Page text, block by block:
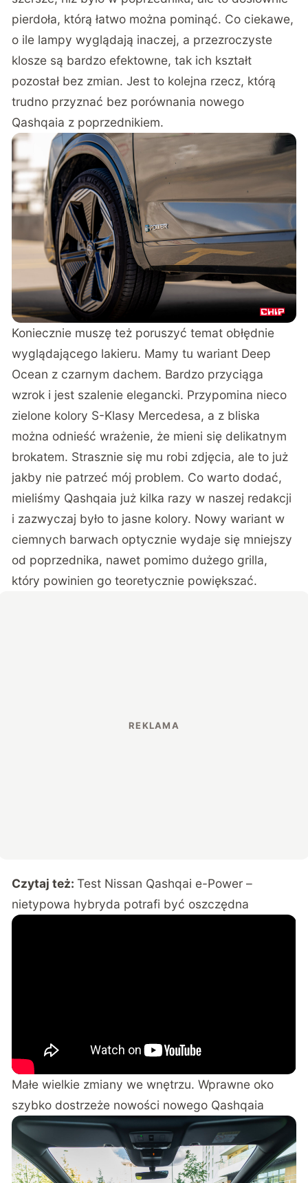
pierdoła, którą łatwo można pominąć. Co ciekawe,
o ile lampy wyglądają inaczej, a przezroczyste
klosze są bardzo efektowne, tak ich kształt
pozostał bez zmian. Jest to kolejna rzecz, którą
trudno przyznać bez porównania nowego
Qashqaia z poprzednikiem.
Koniecznie muszę też poruszyć temat obłędnie
wyglądającego lakieru. Mamy tu wariant Deep
Ocean z czarnym dachem. Bardzo przyciąga
wzrok i jest szalenie elegancki. Przypomina nieco
zielone kolory S-Klasy Mercedesa, a z bliska
można odnieść wrażenie, że mieni się delikatnym
brokatem. Strasznie się mu robi zdjęcia, ale to już
jakby nie patrzeć mój problem. Co warto dodać,
mieliśmy Qashqaia już kilka razy w naszej redakcji
i zazwyczaj było to jasne kolory. Nowy wariant w
ciemnych barwach optycznie wydaje się mniejszy
od poprzednika, nawet pomimo dużego grilla,
który powinien go teoretycznie powiększać.
Czytaj też:Test Nissan Qashqai e-Power –
nietypowa hybryda potrafi być oszczędna
Małe wielkie zmiany we wnętrzu. Wprawne oko
szybko dostrzeże nowości nowego Qashqaia